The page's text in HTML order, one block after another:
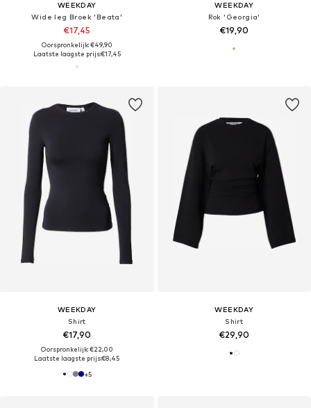
WEEKDAY
Wide leg Broek 'Beata'
€17,45
Oorspronkelijk: €49,90
Laatste laagste prijs:€17,45
WEEKDAY
Rok 'Georgia'
€19,90
WEEKDAY
Shirt
€17,90
Oorspronkelijk: €22,00
Laatste laagste prijs:€8,45
+5
WEEKDAY
Shirt
€29,90